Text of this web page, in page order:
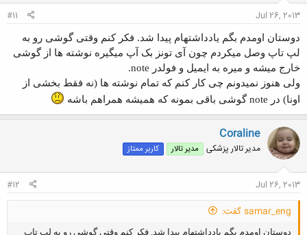
Jul 26, 2013
#11
دوستان اومدم بگم یادداشتهام پیدا شد. فکر کنم وقتی گوشی رو به
لپ تاپ وصل میکردم چون آی تونز بک آپ میگیره نوشته ها از گوشی
خارج میشه و میره به ایمیل و فولدر note.
ولی هنوز نمیدونم چی کار کنم که تمام نوشته ها (نه فقط بخشی از
اونا) در note گوشی باقی بمونه که همیشه همراهم باشه
Coraline
مدیر تالار پزشکی مدیر تالار کاربر ممتاز
Jul 26, 2013
#12
samar_eng گفت:
دوستان اومدم بگم یادداشتهام پیدا شد. فکر کنم وقتی گوشی رو به لپ تاپ